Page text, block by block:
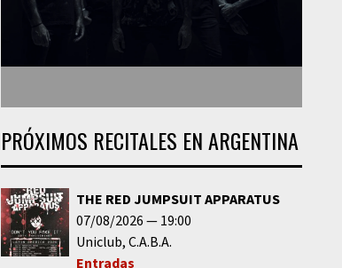
PRÓXIMOS RECITALES EN ARGENTINA
THE RED JUMPSUIT APPARATUS
07/08/2026
19:00
Uniclub C.A.B.A.
Entradas